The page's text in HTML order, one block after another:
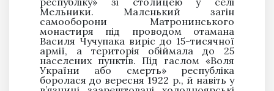
Мельники. Маленький загін
самооборони Матронинського
монастиря під проводом отамана
Василя Чучупака виріс до 15-тисячної
армії, а територія обіймала до 25
населених пунктів. Під гаслом «Воля
України або смерть» республіка
боролася до вересня 1922 р., й навіть у